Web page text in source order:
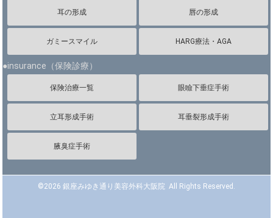
耳の形成 唇の形成
ガミースマイル HARG療法・AGA
●insurance（保険診療）
保険治療一覧 眼瞼下垂症手術
立耳形成手術 耳垂裂形成手術
腋臭症手術
©2026 銀座みゆき通り美容外科大阪院 All Rights Reserved.